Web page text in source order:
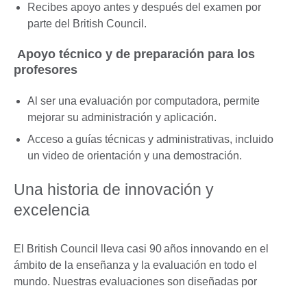
Recibes apoyo antes y después del examen por
parte del British Council.
Apoyo técnico y de preparación para los
profesores
Al ser una evaluación por computadora, permite
mejorar su administración y aplicación.
Acceso a guías técnicas y administrativas, incluido
un video de orientación y una demostración.
Una historia de innovación y
excelencia
El British Council lleva casi 90 años innovando en el
ámbito de la enseñanza y la evaluación en todo el
mundo. Nuestras evaluaciones son diseñadas por